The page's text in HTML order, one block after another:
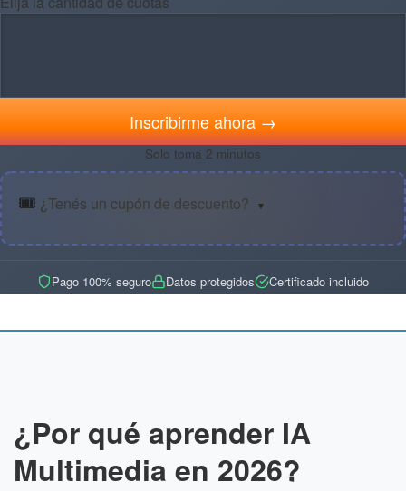
Inscribirme ahora →
Solo toma 2 minutos
🎟️ ¿Tenés un cupón de descuento? ▼
Pago 100% seguro Datos protegidos Certificado incluido
¿Por qué aprender IA
Multimedia en 2026?